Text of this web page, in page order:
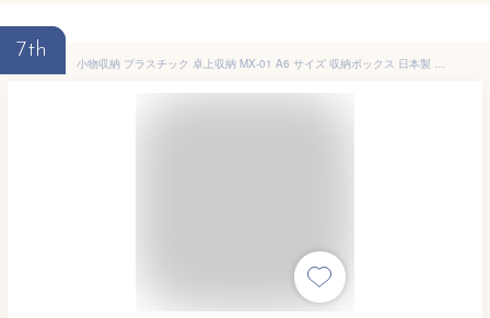
7th
小物収納 プラスチック 卓上収納 MX-01 A6 サイズ 収納ボックス 日本製 （ 収納 小物 小物入れ ペン立て 仕切り付き 小物ボックス付き デスク収納 文房具 メイク キッチン 省スペース 整理整頓 デスク周り リモコン フリーアドレス ）